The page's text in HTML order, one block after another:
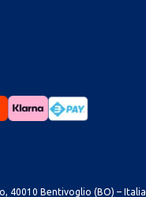
40010 Bentivoglio (BO) –